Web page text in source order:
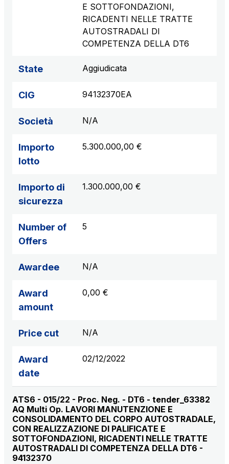
E SOTTOFONDAZIONI,
RICADENTI NELLE TRATTE
AUTOSTRADALI DI
COMPETENZA DELLA DT6
State Aggiudicata
CIG 94132370EA
Società N/A
Importo
lotto
5.300.000,00 €
Importo di
sicurezza
1.300.000,00 €
Number of
Offers
5
Awardee N/A
Award
amount
0,00 €
Price cut N/A
Award
date
02/12/2022
ATS6 - 015/22 - Proc. Neg. - DT6 - tender_63382
AQ Multi Op. LAVORI MANUTENZIONE E
CONSOLIDAMENTO DEL CORPO AUTOSTRADALE,
CON REALIZZAZIONE DI PALIFICATE E
SOTTOFONDAZIONI, RICADENTI NELLE TRATTE
AUTOSTRADALI DI COMPETENZA DELLA DT6 -
94132370